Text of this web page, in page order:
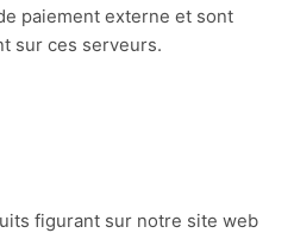
paiement externe et sont
sur ces serveurs.
figurant sur notre site web